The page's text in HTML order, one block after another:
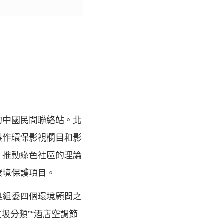
中國民間聯絡站。北
環保影視欄目和影
動綠色社區的理論
保護項目。
委四個環境顧問之
分類”“酒店空調節